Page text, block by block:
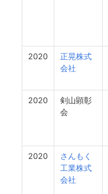
2020
正晃株式
会社
2020
剣山顕彰
会
2020
さんもく
工業株式
会社